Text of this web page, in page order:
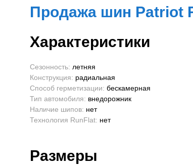
Продажа шин Patriot
Характеристики
Сезонность: летняя
Конструкция: радиальная
Способ герметизации: бескамерная
Тип автомобиля: внедорожник
Наличие шипов: нет
Технология RunFlat: нет
Размеры